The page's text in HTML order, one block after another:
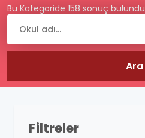
Bu Kategoride 158 sonuç bulundu
Filtreler